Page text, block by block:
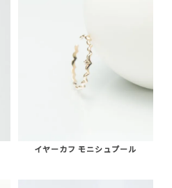
イヤーカフ モニシュプール